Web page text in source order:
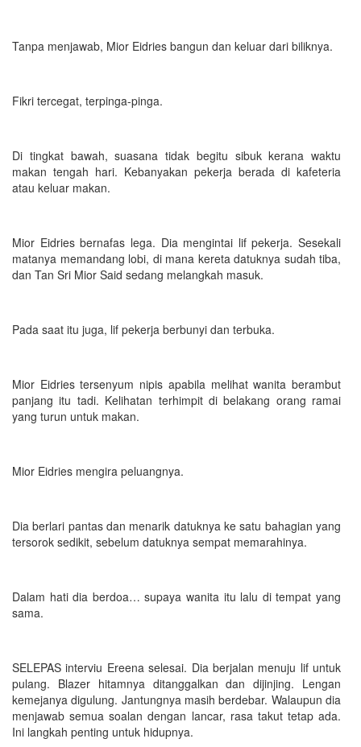
Tanpa menjawab, Mior Eidries bangun dan keluar dari biliknya.
Fikri tercegat, terpinga-pinga.
Di tingkat bawah, suasana tidak begitu sibuk kerana waktu
makan tengah hari. Kebanyakan pekerja berada di kafeteria
atau keluar makan.
Mior Eidries bernafas lega. Dia mengintai lif pekerja. Sesekali
matanya memandang lobi, di mana kereta datuknya sudah tiba,
dan Tan Sri Mior Said sedang melangkah masuk.
Pada saat itu juga, lif pekerja berbunyi dan terbuka.
Mior Eidries tersenyum nipis apabila melihat wanita berambut
panjang itu tadi. Kelihatan terhimpit di belakang orang ramai
yang turun untuk makan.
Mior Eidries mengira peluangnya.
Dia berlari pantas dan menarik datuknya ke satu bahagian yang
tersorok sedikit, sebelum datuknya sempat memarahinya.
Dalam hati dia berdoa… supaya wanita itu lalu di tempat yang
sama.
SELEPAS interviu Ereena selesai. Dia berjalan menuju lif untuk
pulang. Blazer hitamnya ditanggalkan dan dijinjing. Lengan
kemejanya digulung. Jantungnya masih berdebar. Walaupun dia
menjawab semua soalan dengan lancar, rasa takut tetap ada.
Ini langkah penting untuk hidupnya.